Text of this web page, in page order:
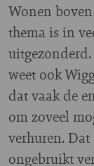
Wonen
thema is in
uitgezonderd.
weet ook
dat vaak de
om zoveel
verhuren.
ongebruikt